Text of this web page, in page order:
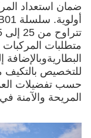
ضمان استعداد
متطلبات المركبات
للتخصيص بالتكيف
حسب تفضيلات
المريحة والآمنة